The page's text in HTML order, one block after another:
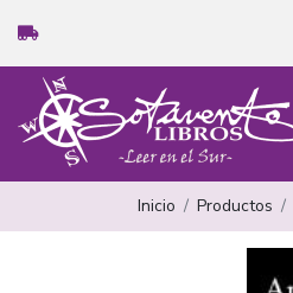
Inicio Productos